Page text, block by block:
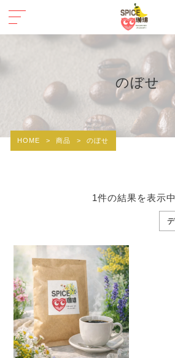
のぼせ
HOME > 商品 > のぼせ
1件の結果を表示中